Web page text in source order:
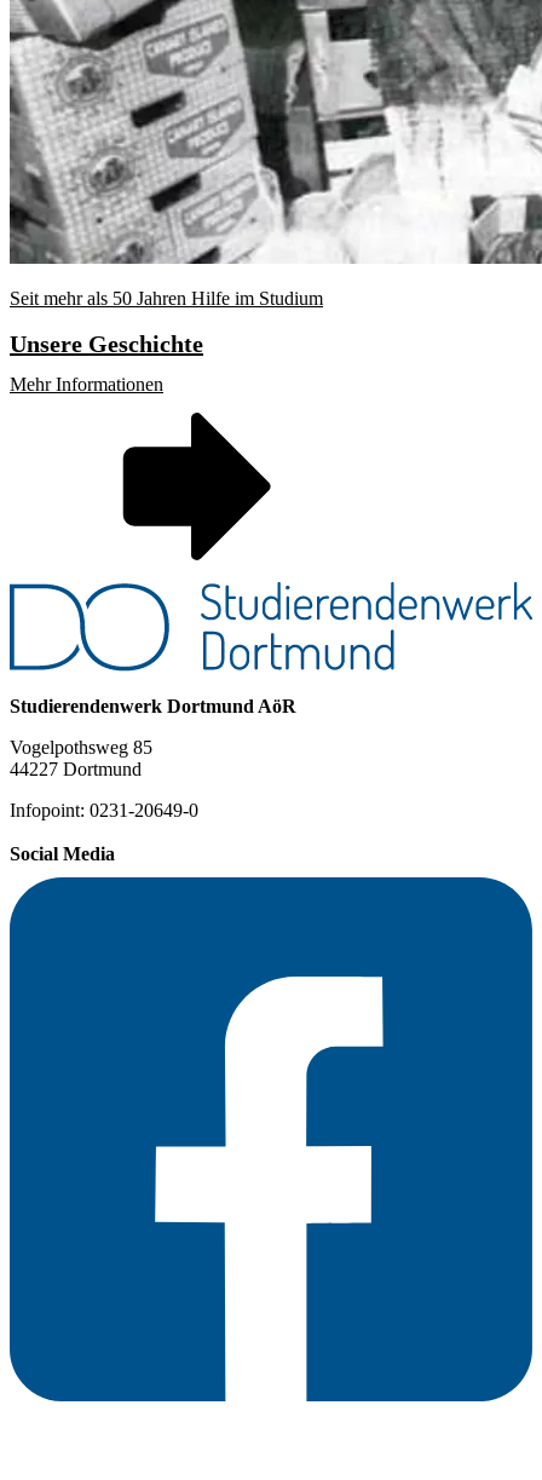
Seit mehr als 50 Jahren Hilfe im Studium
Unsere Geschichte
Mehr Informationen
Studierendenwerk Dortmund AöR
Vogelpothsweg 85
44227 Dortmund
Infopoint: 0231-20649-0
Social Media